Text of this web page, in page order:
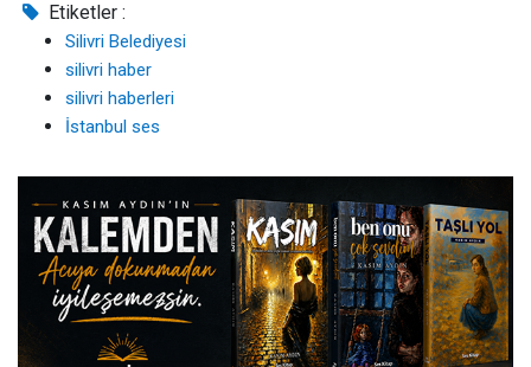
Etiketler :
Silivri Belediyesi
silivri haber
silivri haberleri
İstanbul ses